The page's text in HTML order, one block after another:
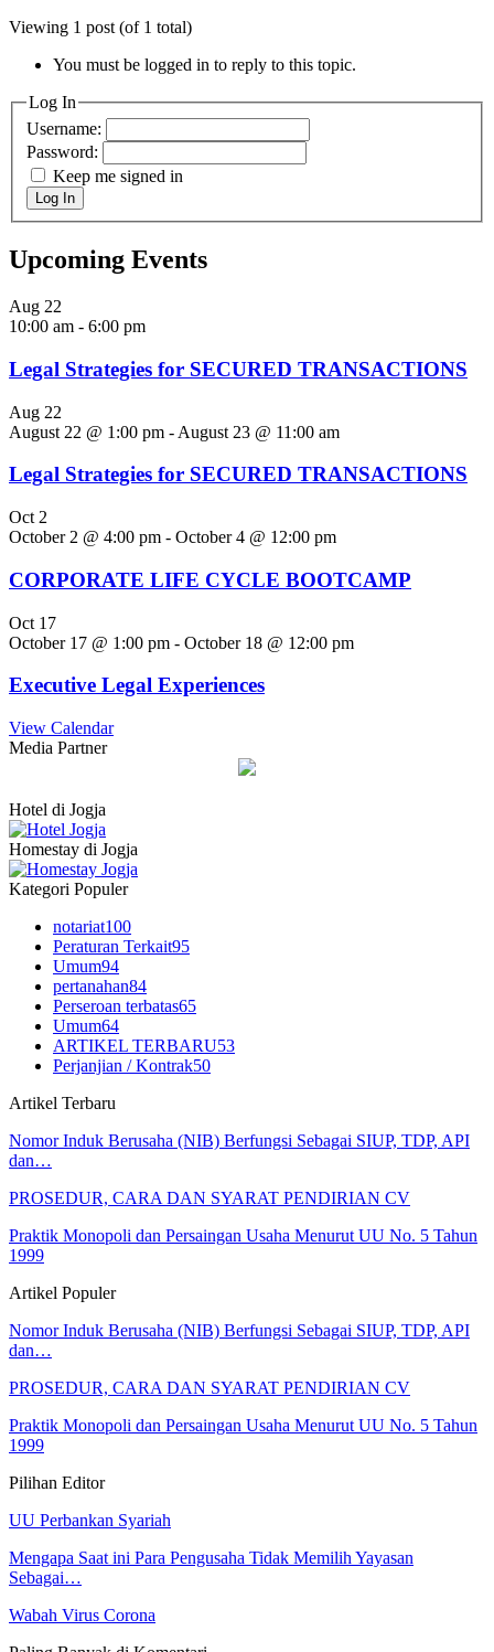
Viewing 1 post (of 1 total)
You must be logged in to reply to this topic.
Log In
Username:
Password:
Keep me signed in
Log In
Upcoming Events
Aug 22
10:00 am - 6:00 pm
Legal Strategies for SECURED TRANSACTIONS
Aug 22
August 22 @ 1:00 pm - August 23 @ 11:00 am
Legal Strategies for SECURED TRANSACTIONS
Oct 2
October 2 @ 4:00 pm - October 4 @ 12:00 pm
CORPORATE LIFE CYCLE BOOTCAMP
Oct 17
October 17 @ 1:00 pm - October 18 @ 12:00 pm
Executive Legal Experiences
View Calendar
Media Partner
Hotel di Jogja
Homestay di Jogja
Kategori Populer
notariat100
Peraturan Terkait95
Umum94
pertanahan84
Perseroan terbatas65
Umum64
ARTIKEL TERBARU53
Perjanjian / Kontrak50
Artikel Terbaru
Nomor Induk Berusaha (NIB) Berfungsi Sebagai SIUP, TDP, API
dan…
PROSEDUR, CARA DAN SYARAT PENDIRIAN CV
Praktik Monopoli dan Persaingan Usaha Menurut UU No. 5 Tahun
1999
Artikel Populer
Nomor Induk Berusaha (NIB) Berfungsi Sebagai SIUP, TDP, API
dan…
PROSEDUR, CARA DAN SYARAT PENDIRIAN CV
Praktik Monopoli dan Persaingan Usaha Menurut UU No. 5 Tahun
1999
Pilihan Editor
UU Perbankan Syariah
Mengapa Saat ini Para Pengusaha Tidak Memilih Yayasan
Sebagai…
Wabah Virus Corona